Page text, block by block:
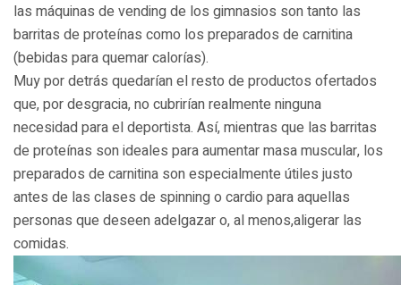
las máquinas de vending de los gimnasios son tanto las
barritas de proteínas como los preparados de carnitina
(bebidas para quemar calorías).
Muy por detrás quedarían el resto de productos ofertados
que, por desgracia, no cubrirían realmente ninguna
necesidad para el deportista. Así, mientras que las barritas
de proteínas son ideales para aumentar masa muscular, los
preparados de carnitina son especialmente útiles justo
antes de las clases de spinning o cardio para aquellas
personas que deseen adelgazar o, al menos,aligerar las
comidas.